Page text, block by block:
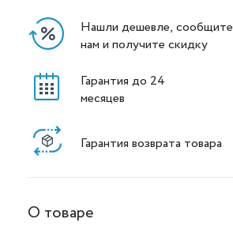
Нашли дешевле, сообщите
нам и получите скидку
Гарантия до 24
месяцев
Гарантия возврата товара
О товаре